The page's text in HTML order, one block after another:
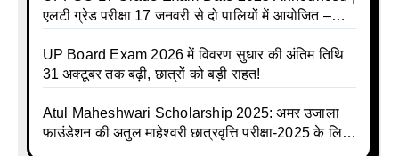
एलटी ग्रेड परीक्षा 17 जनवरी से दो पालियों में आयोजित –
UP Board Exam 2026 में विवरण सुधार की अंतिम तिथि
31 अक्टूबर तक बढ़ी, छात्रों को बड़ी राहत!
Atul Maheshwari Scholarship 2025: अमर उजाला
फाउंडेशन की अतुल माहेश्वरी छात्रवृत्ति परीक्षा-2025 के लिए